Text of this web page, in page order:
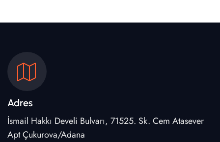
Adres
İsmail Hakkı Develi Bulvarı, 71525. Sk. Cem Atasever
Apt Çukurova/Adana